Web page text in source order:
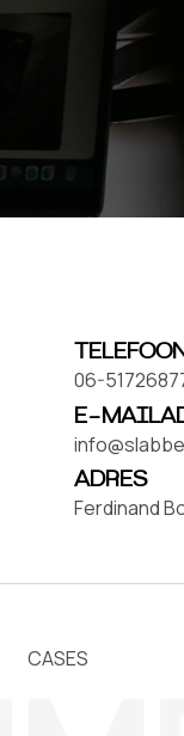
06-
E-
ADRES
Ferdinand
CASES